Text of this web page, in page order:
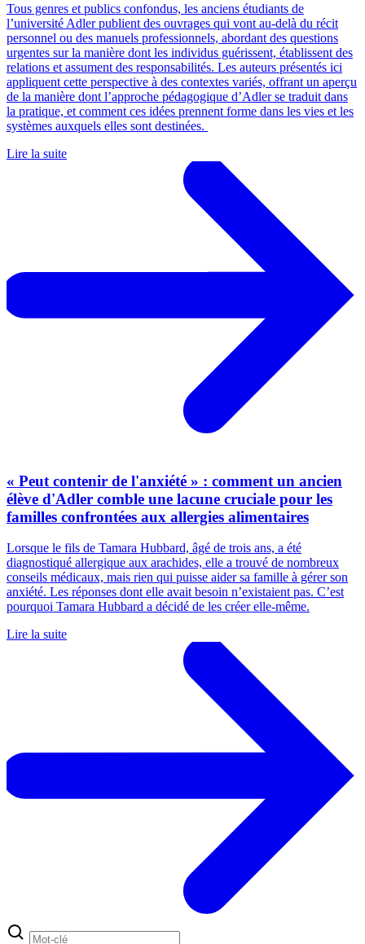
Tous genres et publics confondus, les anciens étudiants de
l’université Adler publient des ouvrages qui vont au-delà du récit
personnel ou des manuels professionnels, abordant des questions
urgentes sur la manière dont les individus guérissent, établissent des
relations et assument des responsabilités. Les auteurs présentés ici
appliquent cette perspective à des contextes variés, offrant un aperçu
de la manière dont l’approche pédagogique d’Adler se traduit dans
la pratique, et comment ces idées prennent forme dans les vies et les
systèmes auxquels elles sont destinées.
Lire la suite
« Peut contenir de l'anxiété » : comment un ancien
élève d'Adler comble une lacune cruciale pour les
familles confrontées aux allergies alimentaires
Lorsque le fils de Tamara Hubbard, âgé de trois ans, a été
diagnostiqué allergique aux arachides, elle a trouvé de nombreux
conseils médicaux, mais rien qui puisse aider sa famille à gérer son
anxiété. Les réponses dont elle avait besoin n’existaient pas. C’est
pourquoi Tamara Hubbard a décidé de les créer elle-même.
Lire la suite